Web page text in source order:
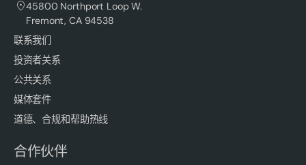
45800 Northport Loop W.
Fremont, CA 94538
联系我们
投资者关系
公共关系
媒体套件
道德、合规和帮助热线
合作伙伴